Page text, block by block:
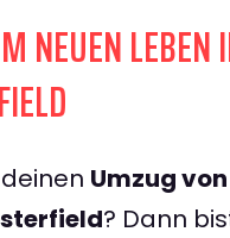
NEUEN LEBEN
Umzug
? Dann